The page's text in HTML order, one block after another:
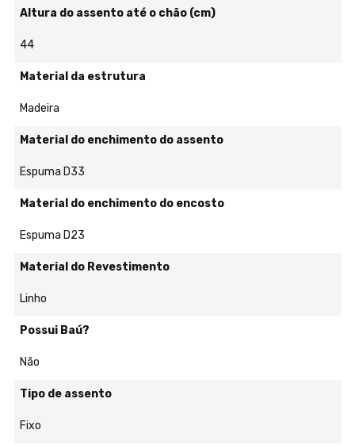
Altura do assento até o chão (cm)
44
Material da estrutura
Madeira
Material do enchimento do assento
Espuma D33
Material do enchimento do encosto
Espuma D23
Material do Revestimento
Linho
Possui Baú?
Não
Tipo de assento
Fixo